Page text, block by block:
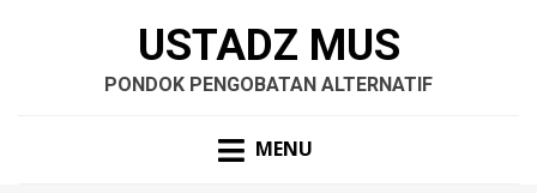
USTADZ MUS
PONDOK PENGOBATAN ALTERNATIF
MENU